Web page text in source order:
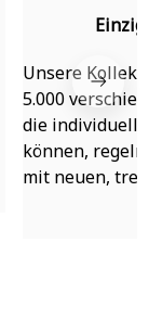
Unsere
5.000
die individuell
können,
mit neuen,